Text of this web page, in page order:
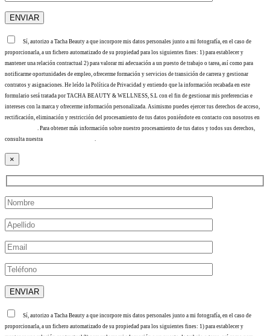
Sí, autorizo a Tacha Beauty a que incorpore mis datos personales junto a mi fotografía, en el caso de
proporcionarla, a un fichero automatizado de su propiedad para los siguientes fines: 1) para establecer y
mantener una relación contractual 2) para valorar mi adecuación a un puesto de trabajo o tarea, así como para
notificarme oportunidades de empleo, ofrecerme formación y servicios de transición de carrera y gestionar
contratos y asignaciones. He leído la Política de Privacidad y entiendo que la información recabada en este
formulario será tratada por TACHA BEAUTY & WELLNESS, S.L con el fin de gestionar mis preferencias e
intereses con la marca y ofrecerme información personalizada. Asimismo puedes ejercer tus derechos de acceso,
rectificación, eliminación y restricción del procesamiento de tus datos poniéndote en contacto con nosotros en
. Para obtener más información sobre nuestro procesamiento de tus datos y todos sus derechos,
consulta nuestra
×
Sí, autorizo a Tacha Beauty a que incorpore mis datos personales junto a mi fotografía, en el caso de
proporcionarla, a un fichero automatizado de su propiedad para los siguientes fines: 1) para establecer y